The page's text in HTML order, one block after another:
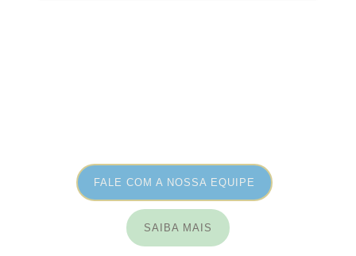
FALE COM A NOSSA EQUIPE
SAIBA MAIS